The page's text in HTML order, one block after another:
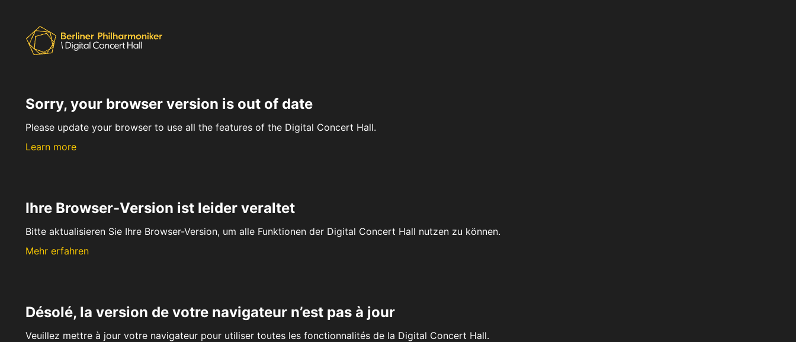
Sorry, your browser version is out of date
Please update your browser to use all the features of the Digital Concert Hall.
Learn more
Ihre Browser-Version ist leider veraltet
Bitte aktualisieren Sie Ihre Browser-Version, um alle Funktionen der Digital Concert Hall nutzen zu können.
Mehr erfahren
Désolé, la version de votre navigateur n’est pas à jour
Veuillez mettre à jour votre navigateur pour utiliser toutes les fonctionnalités de la Digital Concert Hall.